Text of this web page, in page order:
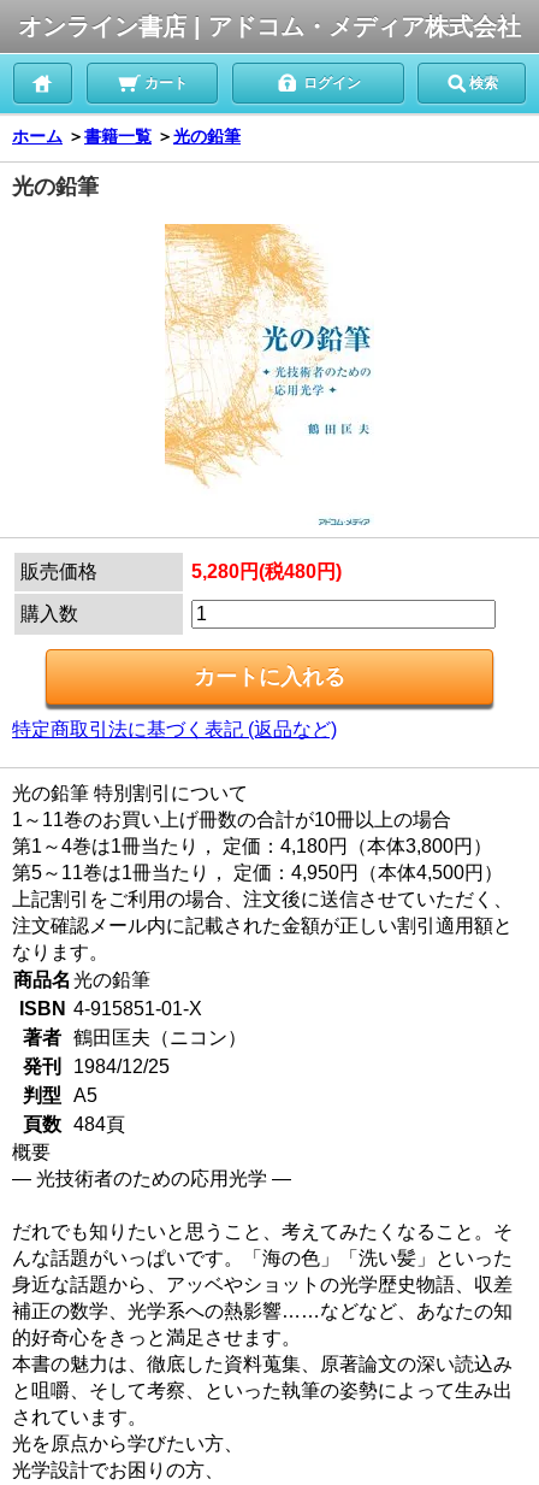
オンライン書店 | アドコム・メディア株式会社
カート ログイン 検索
ホーム ＞書籍一覧 ＞光の鉛筆
光の鉛筆
販売価格 5,280円(税480円)
購入数
特定商取引法に基づく表記 (返品など)
光の鉛筆 特別割引について
1～11巻のお買い上げ冊数の合計が10冊以上の場合
第1～4巻は1冊当たり， 定価：4,180円（本体3,800円）
第5～11巻は1冊当たり， 定価：4,950円（本体4,500円）
上記割引をご利用の場合、注文後に送信させていただく、
注文確認メール内に記載された金額が正しい割引適用額と
なります。
商品名 光の鉛筆
ISBN 4-915851-01-X
著者 鶴田匡夫（ニコン）
発刊
1984/12/25
判型
A5
頁数 484頁
概要
― 光技術者のための応用光学 ―
だれでも知りたいと思うこと、考えてみたくなること。そ
んな話題がいっぱいです。「海の色」「洗い髪」といった
身近な話題から、アッベやショットの光学歴史物語、収差
補正の数学、光学系への熱影響……などなど、あなたの知
的好奇心をきっと満足させます。
本書の魅力は、徹底した資料蒐集、原著論文の深い読込み
と咀嚼、そして考察、といった執筆の姿勢によって生み出
されています。
光を原点から学びたい方、
光学設計でお困りの方、